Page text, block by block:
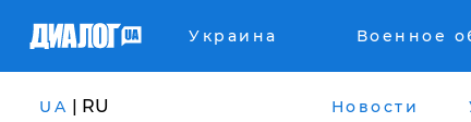
Украина Военное
UA | RU Новости